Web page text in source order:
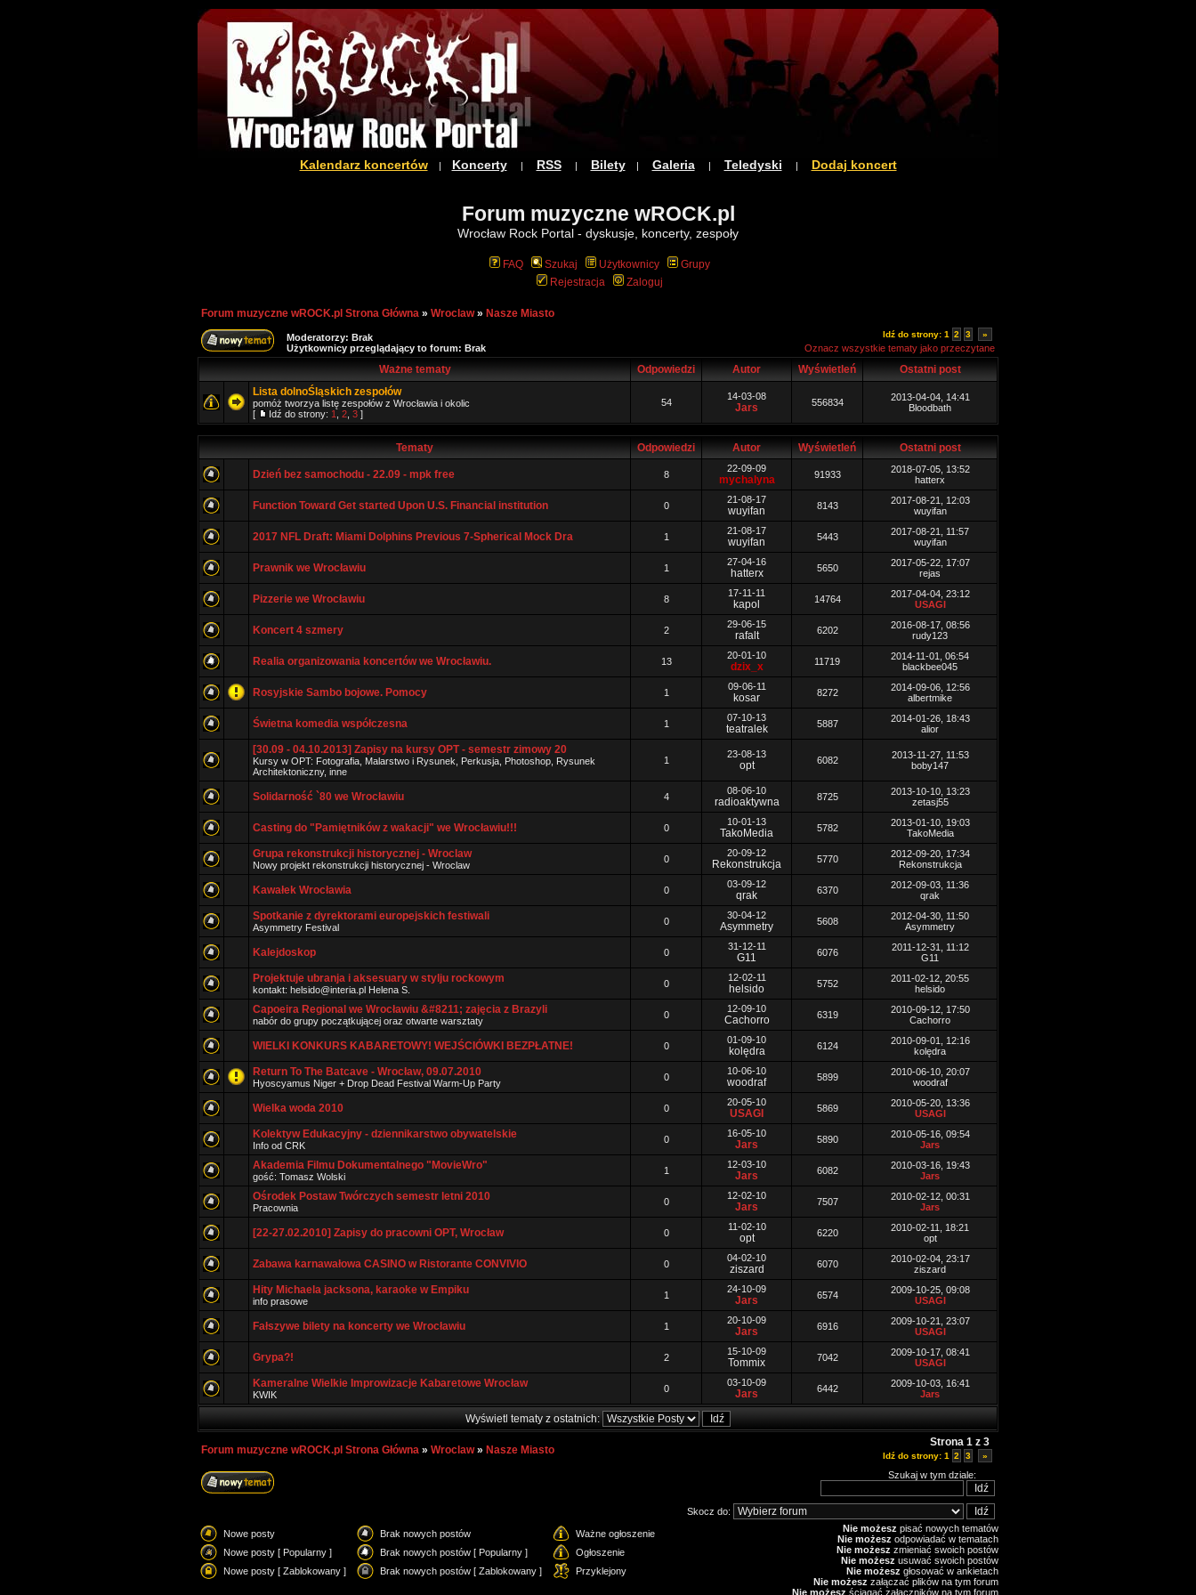
Kalendarz koncertów| Koncerty| RSS| Bilety| Galeria| Teledyski | Dodaj koncert
Forum muzyczne wROCK.pl
Wrocław Rock Portal - dyskusje, koncerty, zespoły
FAQ Szukaj Użytkownicy
Grupy
Rejestracja
Zaloguj
Forum muzyczne wROCK.pl Strona Główna » Wroclaw» Nasze Miasto
Moderatorzy: Brak
Użytkownicy przeglądający to forum: Brak
Idź do strony: 1 2 3 »
Oznacz wszystkie tematy jako przeczytane
Ważne tematy Odpowiedzi Autor Wyświetleń
Ostatni post
Lista dolnoŚląskich zespołów
pomóż tworzya listę zespołów z Wrocławia i okolic
[
Idź do strony: 1 2 3 ]
54
14-03-08
Jars 556834
2013-04-04, 14:41
Bloodbath
Tematy Odpowiedzi Autor Wyświetleń Ostatni post
Dzień bez samochodu - 22.09 - mpk free 8
22-09-09
mychalyna 91933
2018-07-05, 13:52
hatterx
Function Toward Get started Upon U.S. Financial institution 0
21-08-17
wuyifan 8143
2017-08-21, 12:03
wuyifan
2017 NFL Draft: Miami Dolphins Previous 7-Spherical Mock Dra 1
21-08-17
wuyifan 5443
2017-08-21, 11:57
wuyifan
Prawnik we Wrocławiu 1
27-04-16
hatterx 5650
2017-05-22, 17:07
rejas
Pizzerie we Wrocławiu 8
17-11-11
kapol 14764
2017-04-04, 23:12
USAGI
Koncert 4 szmery 2
29-06-15
rafalt 6202
2016-08-17, 08:56
rudy123
Realia organizowania koncertów we Wrocławiu. 13
20-01-10
dzix_x 11719
2014-11-01, 06:54
blackbee045
Rosyjskie Sambo bojowe. Pomocy 1
09-06-11
kosar 8272
2014-09-06, 12:56
albertmike
Świetna komedia współczesna 1
07-10-13
teatralek 5887
2014-01-26, 18:43
alior
[30.09 - 04.10.2013] Zapisy na kursy OPT - semestr zimowy 20
Kursy w OPT: Fotografia, Malarstwo i Rysunek, Perkusja, Photoshop, Rysunek
Architektoniczny, inne
1
23-08-13
opt 6082
2013-11-27, 11:53
boby147
Solidarność `80 we Wrocławiu 4
08-06-10
radioaktywna 8725
2013-10-10, 13:23
zetasj55
Casting do "Pamiętników z wakacji" we Wrocławiu!!! 0
10-01-13
TakoMedia 5782
2013-01-10, 19:03
TakoMedia
Grupa rekonstrukcji historycznej - Wroclaw
Nowy projekt rekonstrukcji historycznej - Wroclaw
0
20-09-12
Rekonstrukcja 5770
2012-09-20, 17:34
Rekonstrukcja
Kawałek Wrocławia 0
03-09-12
qrak 6370
2012-09-03, 11:36
qrak
Spotkanie z dyrektorami europejskich festiwali
Asymmetry Festival
0
30-04-12
Asymmetry 5608
2012-04-30, 11:50
Asymmetry
Kalejdoskop 0
31-12-11
G11 6076
2011-12-31, 11:12
G11
Projektuje ubranja i aksesuary w stylju rockowym
kontakt: helsido@interia.pl Helena S.
0
12-02-11
helsido 5752
2011-02-12, 20:55
helsido
Capoeira Regional we Wrocławiu &#8211; zajęcia z Brazyli
nabór do grupy początkującej oraz otwarte warsztaty
0
12-09-10
Cachorro 6319
2010-09-12, 17:50
Cachorro
WIELKI KONKURS KABARETOWY! WEJŚCIÓWKI BEZPŁATNE! 0
01-09-10
kolędra 6124
2010-09-01, 12:16
kolędra
Return To The Batcave - Wrocław, 09.07.2010
Hyoscyamus Niger + Drop Dead Festival Warm-Up Party
0
10-06-10
woodraf 5899
2010-06-10, 20:07
woodraf
Wielka woda 2010 0
20-05-10
USAGI 5869
2010-05-20, 13:36
USAGI
Kolektyw Edukacyjny - dziennikarstwo obywatelskie
Info od CRK
0
16-05-10
Jars 5890
2010-05-16, 09:54
Jars
Akademia Filmu Dokumentalnego "MovieWro"
gość: Tomasz Wolski
1
12-03-10
Jars 6082
2010-03-16, 19:43
Jars
Ośrodek Postaw Twórczych semestr letni 2010
Pracownia
0
12-02-10
Jars 7507
2010-02-12, 00:31
Jars
[22-27.02.2010] Zapisy do pracowni OPT, Wrocław 0
11-02-10
opt 6220
2010-02-11, 18:21
opt
Zabawa karnawałowa CASINO w Ristorante CONVIVIO 0
04-02-10
ziszard 6070
2010-02-04, 23:17
ziszard
Hity Michaela jacksona, karaoke w Empiku
info prasowe
1
24-10-09
Jars 6574
2009-10-25, 09:08
USAGI
Fałszywe bilety na koncerty we Wrocławiu 1
20-10-09
Jars 6916
2009-10-21, 23:07
USAGI
Grypa?! 2
15-10-09
Tommix 7042
2009-10-17, 08:41
USAGI
Kameralne Wielkie Improwizacje Kabaretowe Wrocław
KWIK
0
03-10-09
Jars 6442
2009-10-03, 16:41
Jars
Wyświetl tematy z ostatnich:
Forum muzyczne wROCK.pl Strona Główna » Wroclaw» Nasze Miasto
Strona 1 z 3
Idź do strony: 1 2 3 »
Szukaj w tym dziale:
Skocz do:
Nowe posty Brak nowych postów
Ważne ogłoszenie
Nowe posty [ Popularny ]
Brak nowych postów [ Popularny ]
Ogłoszenie
Nowe posty [ Zablokowany ]
Brak nowych postów [ Zablokowany ] Przyklejony
Nie możesz pisać nowych tematów
Nie możesz odpowiadać w tematach
Nie możesz zmieniać swoich postów
Nie możesz usuwać swoich postów
Nie możesz głosować w ankietach
Nie możesz załączać plików na tym forum
Nie możesz ściągać załączników na tym forum